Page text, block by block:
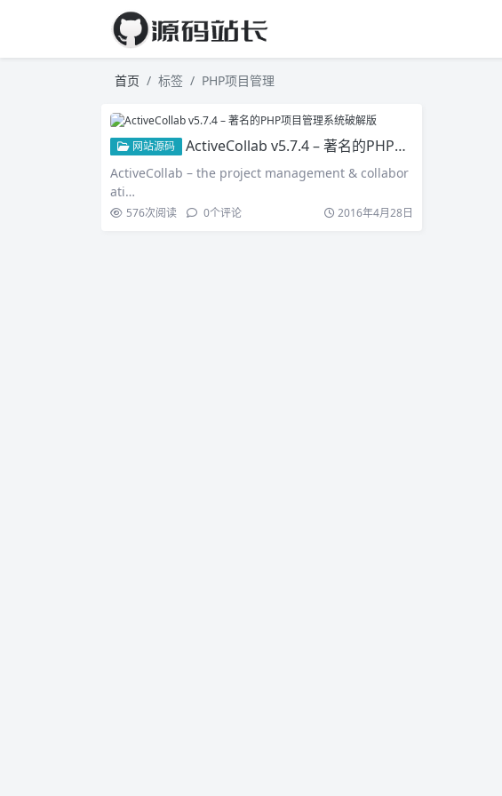
首页 标签 PHP项目管理
网站源码 ActiveCollab v5.7.4 – 著名的PHP项目管理系统破解版
ActiveCollab – the project management & collabor
ati…
576次阅读 0个评论 2016年4月28日